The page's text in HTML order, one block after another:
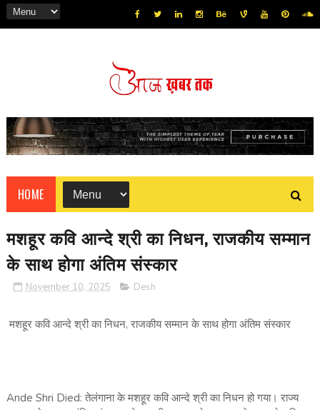
HOME
मशहूर कवि आन्दे श्री का निधन, राजकीय सम्मान
के साथ होगा अंतिम संस्कार
November 10, 2025 Desh
मशहूर कवि आन्दे श्री का निधन, राजकीय सम्मान के साथ होगा अंतिम संस्कार
Ande Shri Died: तेलंगाना के मशहूर कवि आन्दे श्री का निधन हो गया। राज्य